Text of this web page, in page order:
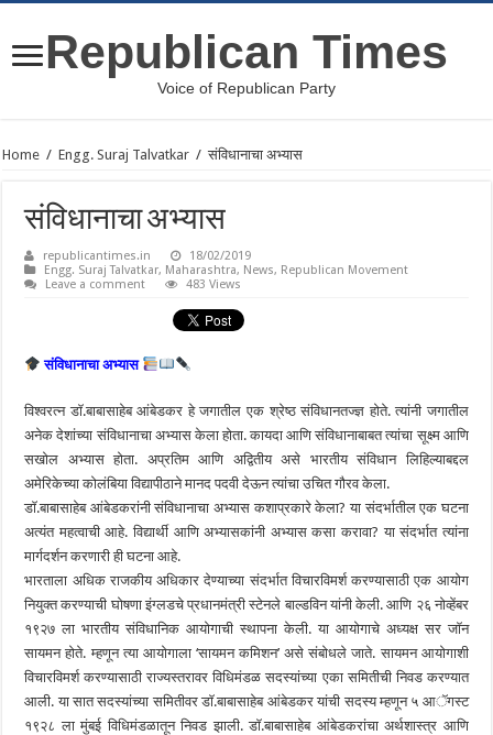
Republican Times
Voice of Republican Party
Home / Engg. Suraj Talvatkar / संविधानाचा अभ्यास
संविधानाचा अभ्यास
republicantimes.in
18/02/2019
Engg. Suraj Talvatkar, Maharashtra, News, Republican Movement
Leave a comment
483 Views
संविधानाचा अभ्यास
विश्वरत्न डाॅ.बाबासाहेब आंबेडकर हे जगातील एक श्रेष्ठ संविधानतज्ज्ञ होते. त्यांनी जगातील
अनेक देशांच्या संविधानाचा अभ्यास केला होता. कायदा आणि संविधानाबाबत त्यांचा सूक्ष्म आणि
सखोल अभ्यास होता. अप्रतिम आणि अद्वितीय असे भारतीय संविधान लिहिल्याबद्दल
अमेरिकेच्या कोलंबिया विद्यापीठाने मानद पदवी देऊन त्यांचा उचित गौरव केला.
डाॅ.बाबासाहेब आंबेडकरांनी संविधानाचा अभ्यास कशाप्रकारे केला? या संदर्भातील एक घटना
अत्यंत महत्वाची आहे. विद्यार्थी आणि अभ्यासकांनी अभ्यास कसा करावा? या संदर्भात त्यांना
मार्गदर्शन करणारी ही घटना आहे.
भारताला अधिक राजकीय अधिकार देण्याच्या संदर्भात विचारविमर्श करण्यासाठी एक आयोग
नियुक्त करण्याची घोषणा इंग्लडचे प्रधानमंत्री स्टेनले बाल्डविन यांनी केली. आणि २६ नोव्हेंबर
१९२७ ला भारतीय संविधानिक आयोगाची स्थापना केली. या आयोगाचे अध्यक्ष सर जाॅन
सायमन होते. म्हणून त्या आयोगाला ‘सायमन कमिशन’ असे संबोधले जाते. सायमन आयोगाशी
विचारविमर्श करण्यासाठी राज्यस्तरावर विधिमंडळ सदस्यांच्या एका समितीची निवड करण्यात
आली. या सात सदस्यांच्या समितीवर डाॅ.बाबासाहेब आंबेडकर यांची सदस्य म्हणून ५ आॅगस्ट
१९२८ ला मुंबई विधिमंडळातून निवड झाली. डाॅ.बाबासाहेब आंबेडकरांचा अर्थशास्त्र आणि